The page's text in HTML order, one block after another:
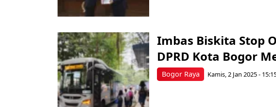
Bogor Raya
Imbas Biskita Stop
DPRD Kota Bogor
Kamis, 2 Jan 2025 -